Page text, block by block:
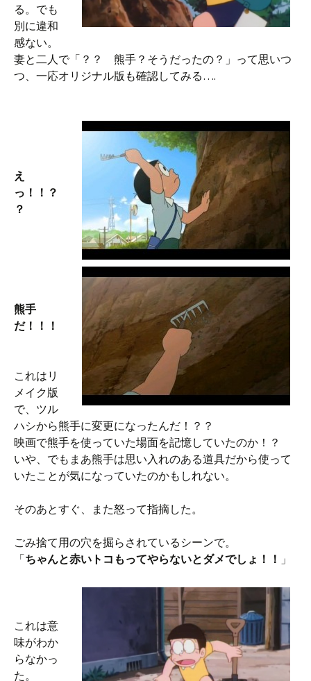
る。でも
別に違和
感ない。
妻と二人で「？？ 熊手？そうだったの？」って思いつ
つ、一応オリジナル版も確認してみる….
え
っ！！？
？
熊手
だ！！！
これはリ
メイク版
で、ツル
ハシから熊手に変更になったんだ！？？
映画で熊手を使っていた場面を記憶していたのか！？
いや、でもまあ熊手は思い入れのある道具だから使って
いたことが気になっていたのかもしれない。
そのあとすぐ、また怒って指摘した。
ごみ捨て用の穴を掘らされているシーンで。
「ちゃんと赤いトコもってやらないとダメでしょ！！ 」
これは意
味がわか
らなかっ
た。